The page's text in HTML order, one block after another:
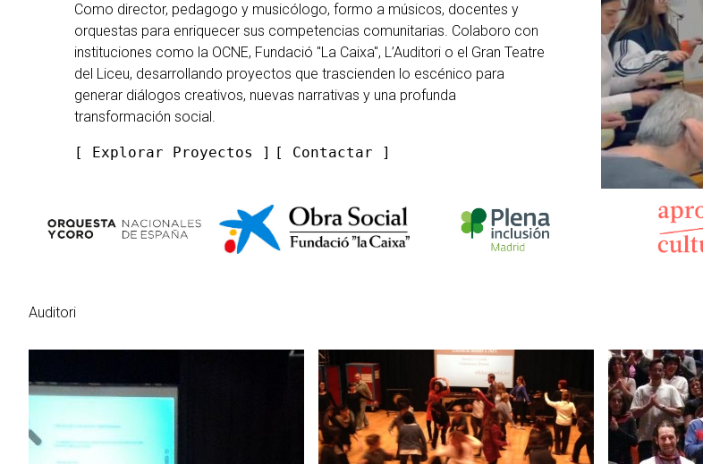
Como director, pedagogo y musicólogo, formo a músicos, docentes y
orquestas para enriquecer sus competencias comunitarias. Colaboro con
instituciones como la OCNE, Fundació "La Caixa", L’Auditori o el Gran Teatre
del Liceu, desarrollando proyectos que trascienden lo escénico para
generar diálogos creativos, nuevas narrativas y una profunda
transformación social.
[ Explorar Proyectos ] [ Contactar ]
Auditori